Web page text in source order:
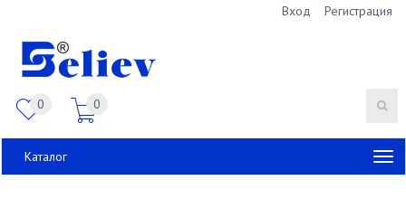
Вход Регистрация
0 0
Каталог